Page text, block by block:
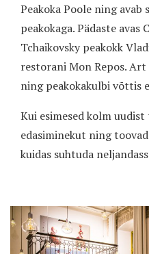
Peakoka Poole ning avab
peakokaga. Pädaste avas
Tchaikovsky peakokk
restorani Mon Repos.
ning peakokakulbi võttis
Kui esimesed kolm
edasiminekut ning
kuidas suhtuda